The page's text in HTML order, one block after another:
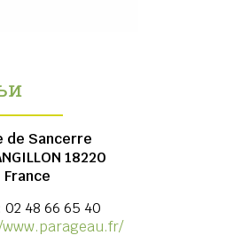
de Sancerre
18220
France
02 48 66 65 40